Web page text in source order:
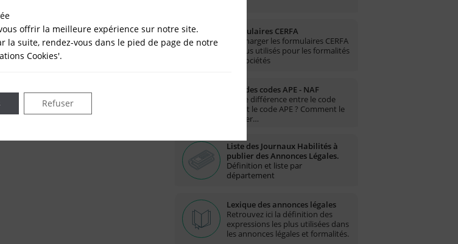
LE DÉPARTEMENT DU 94 -
Formulaires CERFA
Télécharger les formulaires CERFA
les plus utilisés pour les formalités
des sociétés
Liste des codes APE - NAF
Quelle différence entre le code
NAF et le code APE ? Comment le
trouver…
Liste des Journaux Habilités à
publier des Annonces Légales.
Définition et liste par
département
Lexique des annonces légales
Retrouvez ici la définition des
expressions les plus utilisées dans
les annonces légales et formalités.
offrir la meilleure expérience sur notre site.
la suite, rendez-vous dans le pied de page de notre
Cookies'.
Refuser